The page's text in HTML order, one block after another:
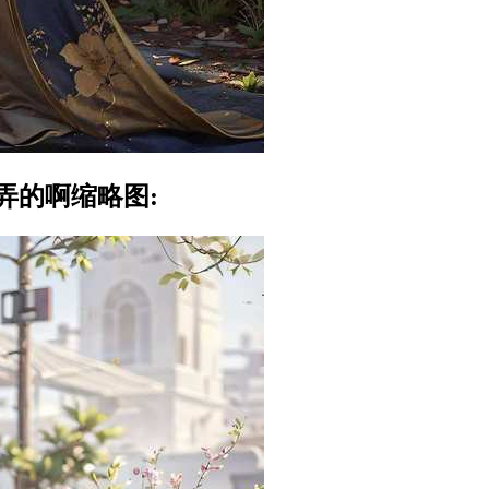
的啊缩略图: